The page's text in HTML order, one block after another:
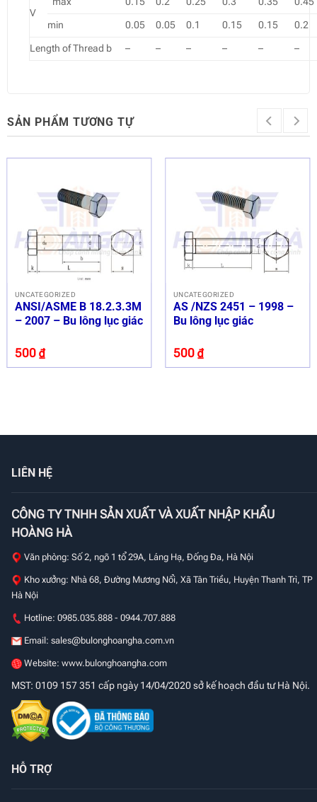
V
min
0.05 0.05 0.1 0.15 0.15
0.2
Length of Thread b
– – – – – –
SẢN PHẨM TƯƠNG TỰ
UNCATEGORIZED
ANSI/ASME B 18.2.3.3M
– 2007 – Bu lông lục giác
500 ₫
UNCATEGORIZED
AS /NZS 2451 – 1998 –
Bu lông lục giác
500 ₫
LIÊN HỆ
CÔNG TY TNHH SẢN XUẤT VÀ XUẤT NHẬP KHẨU
HOÀNG HÀ
Văn phòng: Số 2, ngõ 1 tổ 29A, Láng Hạ, Đống Đa, Hà Nội
Kho xưởng: Nhà 68, Đường Mương Nổi, Xã Tân Triều, Huyện Thanh Trì, TP
Hà Nội
Hotline: 0985.035.888 - 0944.707.888
Email: sales@bulonghoangha.com.vn
Website: www.bulonghoangha.com
MST: 0109 157 351 cấp ngày 14/04/2020 sở kế hoạch đầu tư Hà Nội.
HỖ TRỢ